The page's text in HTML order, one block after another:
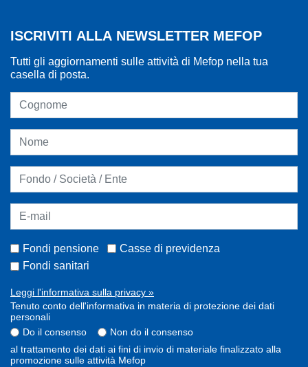
ISCRIVITI ALLA NEWSLETTER MEFOP
Tutti gli aggiornamenti sulle attività di Mefop nella tua
casella di posta.
Fondi pensione
Casse di previdenza
Fondi sanitari
Leggi l'informativa sulla privacy »
Tenuto conto dell'informativa in materia di protezione dei dati
personali
Do il consenso
Non do il consenso
al trattamento dei dati ai fini di invio di materiale finalizzato alla
promozione sulle attività Mefop